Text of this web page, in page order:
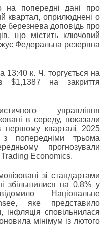
на попередні дані про
оприлюднені о
березнева доповідь про
що містить ключовий
Федеральна резервна
к. Ч. торгується на
$1,1387 на закриття
управління
в середу, показали
кварталі 2025
попередніми трьома
прогнозували
Economics.
зі стандартами
збільшилися на 0,8% у
Національне
яке представило
сповільнилася
мінімум із лютого